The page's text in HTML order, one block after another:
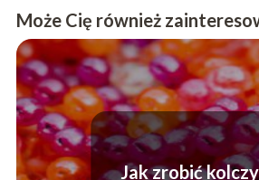
Może Cię również
Jak zrobić